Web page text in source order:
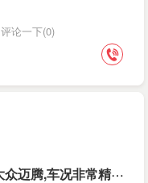
评论一下(0)
4
.48万元/出售13年6月高配尊贵型大众迈腾,车况非常精品